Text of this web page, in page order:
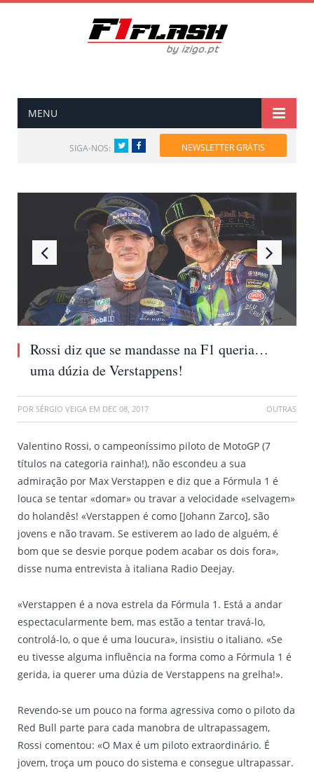
MENU
SIGA-NOS: TwitterFacebook NEWSLETTER GRÁTIS
Rossi diz que se mandasse na F1 queria…
uma dúzia de Verstappens!
POR SÉRGIO VEIGA EM DEC 08, 2017 OUTRAS
Valentino Rossi, o campeoníssimo piloto de MotoGP (7
títulos na categoria rainha!), não escondeu a sua
admiração por Max Verstappen e diz que a Fórmula 1 é
louca se tentar «domar» ou travar a velocidade «selvagem»
do holandês! «Verstappen é como [Johann Zarco], são
jovens e não travam. Se estiverem ao lado de alguém, é
bom que se desvie porque podem acabar os dois fora»,
disse numa entrevista à italiana Radio Deejay.
«Verstappen é a nova estrela da Fórmula 1. Está a andar
espectacularmente bem, mas estão a tentar travá-lo,
controlá-lo, o que é uma loucura», insistiu o italiano. «Se
eu tivesse alguma influência na forma como a Fórmula 1 é
gerida, ia querer uma dúzia de Verstappens na grelha!».
Revendo-se um pouco na forma agressiva como o piloto da
Red Bull parte para cada manobra de ultrapassagem,
Rossi comentou: «O Max é um piloto extraordinário. É
jovem, troça um pouco do sistema e consegue ultrapassar.